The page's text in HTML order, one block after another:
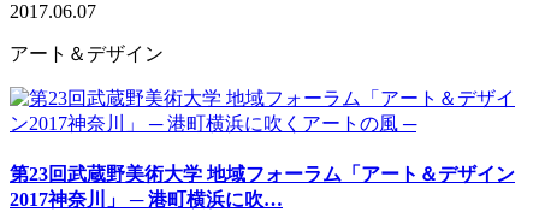
2017.06.07
アート＆デザイン
第23回武蔵野美術大学 地域フォーラム「アート＆デザイン
2017神奈川」 ─ 港町横浜に吹…